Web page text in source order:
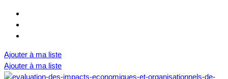
Ajouter à ma liste
Ajouter à ma liste